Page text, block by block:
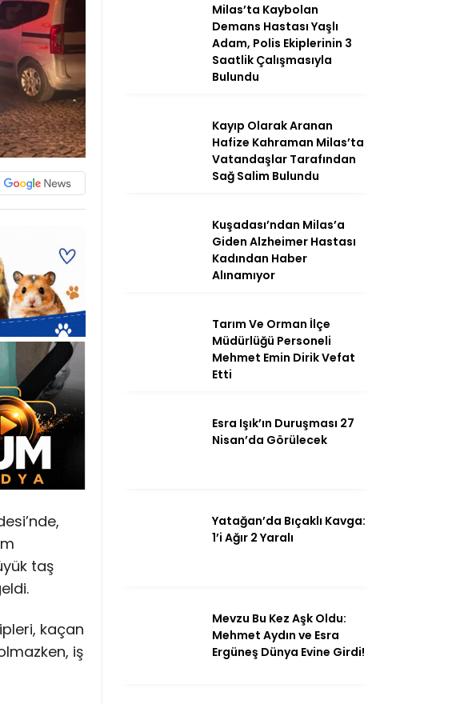
taş
kaçan
iş
Milas’ta Kaybolan
Demans Hastası Yaşlı
Adam, Polis Ekiplerinin 3
Saatlik Çalışmasıyla
Bulundu
Kayıp Olarak Aranan
Hafize Kahraman Milas’ta
Vatandaşlar Tarafından
Sağ Salim Bulundu
Kuşadası’ndan Milas’a
Giden Alzheimer Hastası
Kadından Haber
Alınamıyor
Tarım Ve Orman İlçe
Müdürlüğü Personeli
Mehmet Emin Dirik Vefat
Etti
Esra Işık’ın Duruşması 27
Nisan’da Görülecek
Yatağan’da Bıçaklı Kavga:
1’i Ağır 2 Yaralı
Mevzu Bu Kez Aşk Oldu:
Mehmet Aydın ve Esra
Ergüneş Dünya Evine Girdi!